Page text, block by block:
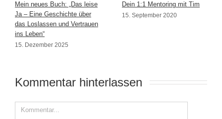
Mein neues Buch: „Das leise
Ja – Eine Geschichte über
das Loslassen und Vertrauen
ins Leben“
15. Dezember 2025
Dein 1:1 Mentoring mit Tim
15. September 2020
Kommentar hinterlassen